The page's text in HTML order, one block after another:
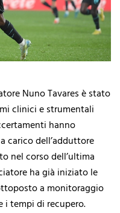
Nuno Tavares è stato
clinici e strumentali
hanno
carico dell’adduttore
nel corso dell’ultima
ha già iniziato le
a monitoraggio
tempi di recupero.